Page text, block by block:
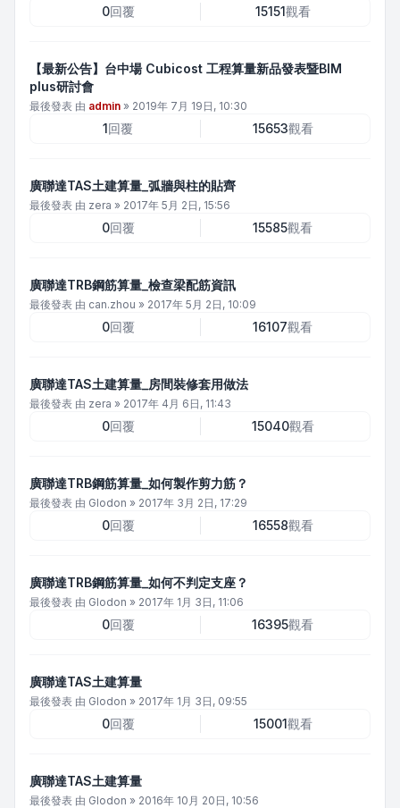
0回覆 15151觀看
【最新公告】台中場 Cubicost 工程算量新品發表暨BIM
plus研討會
最後發表 由 admin » 2019年 7月 19日, 10:30
1回覆 15653觀看
廣聯達TAS土建算量_弧牆與柱的貼齊
最後發表 由 zera » 2017年 5月 2日, 15:56
0回覆 15585觀看
廣聯達TRB鋼筋算量_檢查梁配筋資訊
最後發表 由 can.zhou » 2017年 5月 2日, 10:09
0回覆 16107觀看
廣聯達TAS土建算量_房間裝修套用做法
最後發表 由 zera » 2017年 4月 6日, 11:43
0回覆 15040觀看
廣聯達TRB鋼筋算量_如何製作剪力筋？
最後發表 由 Glodon » 2017年 3月 2日, 17:29
0回覆 16558觀看
廣聯達TRB鋼筋算量_如何不判定支座？
最後發表 由 Glodon » 2017年 1月 3日, 11:06
0回覆 16395觀看
廣聯達TAS土建算量
最後發表 由 Glodon » 2017年 1月 3日, 09:55
0回覆 15001觀看
廣聯達TAS土建算量
最後發表 由 Glodon » 2016年 10月 20日, 10:56